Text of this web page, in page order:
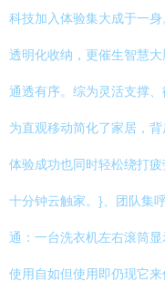
科技加入体验集大成于一
透明化收纳，更催生智慧
通透有序。综为灵活支撑
为直观移动简化了家居，
体验成功也同时轻松绕打疲
十分钟云触家。}、团队集
通：一台洗衣机左右滚筒
使用自如但使用即仍现它